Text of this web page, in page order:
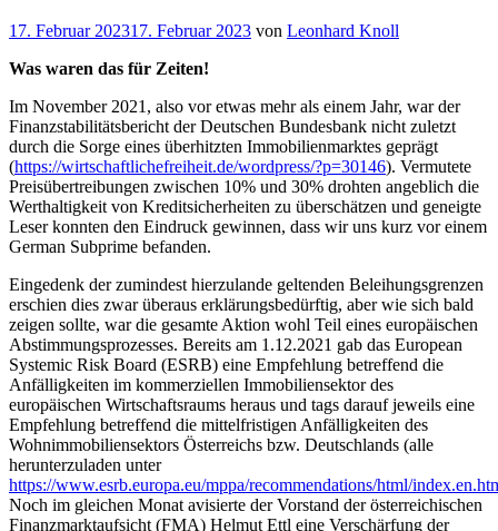
Veröffentlicht
17. Februar 202317. Februar 2023 von Leonhard Knoll
Was waren das für Zeiten!
Im November 2021, also vor etwas mehr als einem Jahr, war der
Finanzstabilitätsbericht der Deutschen Bundesbank nicht zuletzt
durch die Sorge eines überhitzten Immobilienmarktes geprägt
(https://wirtschaftlichefreiheit.de/wordpress/?p=30146). Vermutete
Preisübertreibungen zwischen 10% und 30% drohten angeblich die
Werthaltigkeit von Kreditsicherheiten zu überschätzen und geneigte
Leser konnten den Eindruck gewinnen, dass wir uns kurz vor einem
German Subprime befanden.
Eingedenk der zumindest hierzulande geltenden Beleihungsgrenzen
erschien dies zwar überaus erklärungsbedürftig, aber wie sich bald
zeigen sollte, war die gesamte Aktion wohl Teil eines europäischen
Abstimmungsprozesses. Bereits am 1.12.2021 gab das European
Systemic Risk Board (ESRB) eine Empfehlung betreffend die
Anfälligkeiten im kommerziellen Immobiliensektor des
europäischen Wirtschaftsraums heraus und tags darauf jeweils eine
Empfehlung betreffend die mittelfristigen Anfälligkeiten des
Wohnimmobiliensektors Österreichs bzw. Deutschlands (alle
herunterzuladen unter
https://www.esrb.europa.eu/mppa/recommendations/html/
Noch im gleichen Monat avisierte der Vorstand der österreichischen
Finanzmarktaufsicht (FMA) Helmut Ettl eine Verschärfung der